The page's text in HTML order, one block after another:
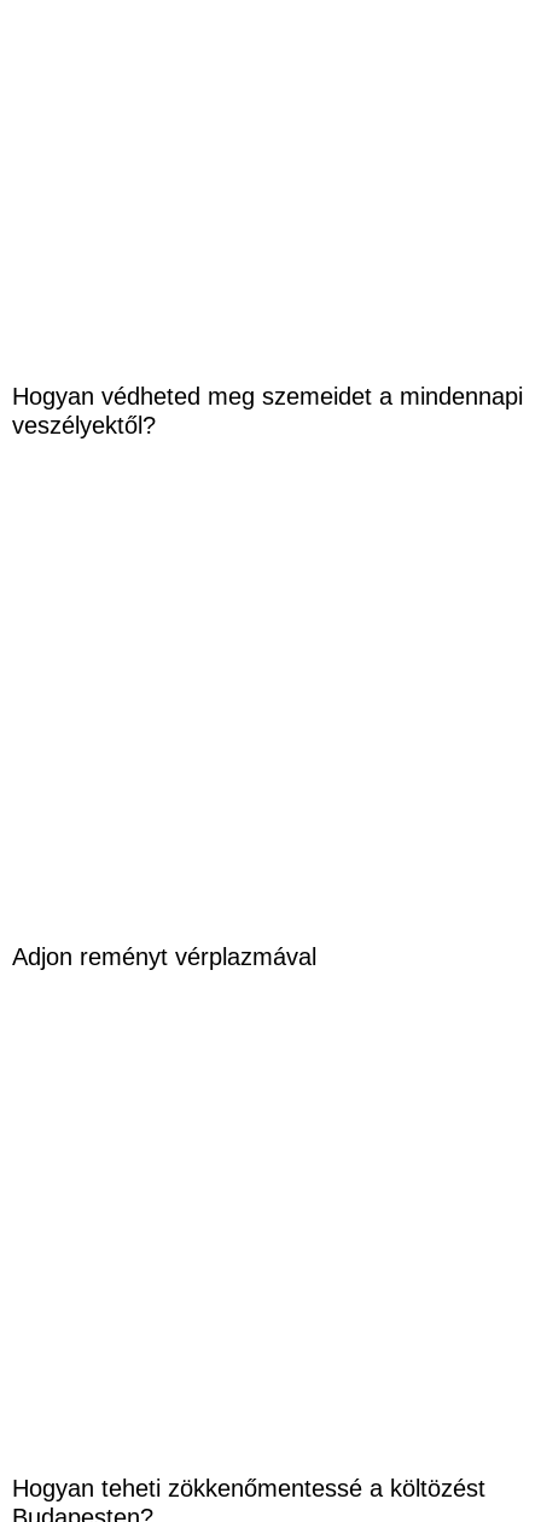
Hogyan védheted meg szemeidet a mindennapi
veszélyektől?
Adjon reményt vérplazmával
Hogyan teheti zökkenőmentessé a költözést